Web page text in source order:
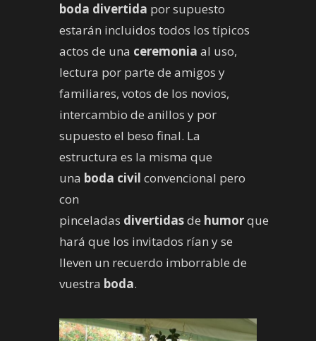
boda divertida por supuesto
estarán incluidos todos los típicos
actos de una ceremonia al uso,
lectura por parte de amigos y
familiares, votos de los novios,
intercambio de anillos y por
supuesto el beso final. La
estructura es la misma que
una boda civil convencional pero
con
pinceladas divertidasde humorque
hará que los invitados rían y se
lleven un recuerdo imborrable de
vuestra boda.